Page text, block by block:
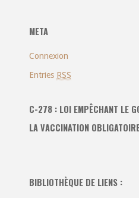
META
Connexion
Entries RSS
C-278 : LOI EMPÊCHANT LE
LA VACCINATION
BIBLIOTHÈQUE DE LIENS :